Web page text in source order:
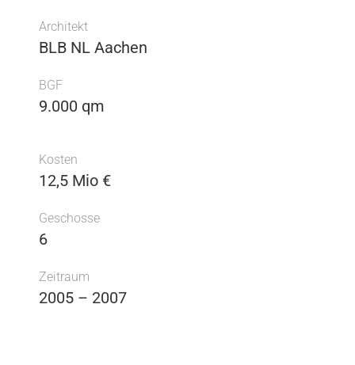
Architekt
BLB NL Aachen
BGF
9.000 qm
Kosten
12,5 Mio €
Geschosse
6
Zeitraum
2005 – 2007